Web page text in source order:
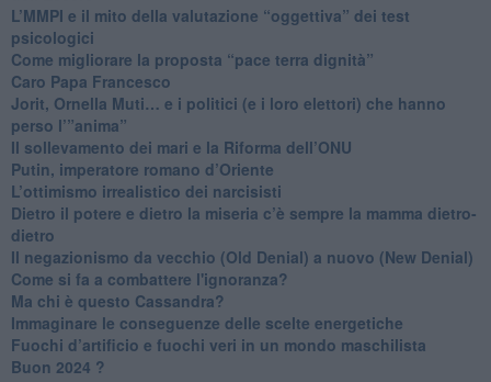
​L’MMPI e il mito della valutazione “oggettiva” dei test
psicologici
Come migliorare la proposta “pace terra dignità”
Caro Papa Francesco
​Jorit, Ornella Muti… e i politici (e i loro elettori) che hanno
perso l’”anima”
​Il sollevamento dei mari e la Riforma dell’ONU
Putin, imperatore romano d’Oriente
​L’ottimismo irrealistico dei narcisisti
​Dietro il potere e dietro la miseria c’è sempre la mamma dietro-
dietro
Il negazionismo da vecchio (Old Denial) a nuovo (New Denial)
Come si fa a combattere l'ignoranza?
Ma chi è questo Cassandra?
Immaginare le conseguenze delle scelte energetiche
​Fuochi d’artificio e fuochi veri in un mondo maschilista
Buon 2024 ?